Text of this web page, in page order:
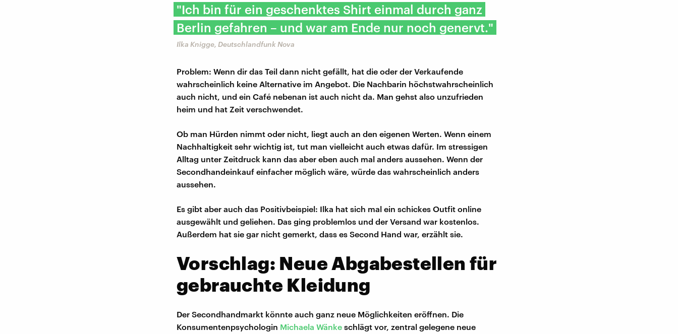
"Ich bin für ein geschenktes Shirt einmal durch ganz
Berlin gefahren – und war am Ende nur noch genervt."
Ilka Knigge, Deutschlandfunk Nova
Problem: Wenn dir das Teil dann nicht gefällt, hat die oder der Verkaufende
wahrscheinlich keine Alternative im Angebot. Die Nachbarin höchstwahrscheinlich
auch nicht, und ein Café nebenan ist auch nicht da. Man gehst also unzufrieden
heim und hat Zeit verschwendet.
Ob man Hürden nimmt oder nicht, liegt auch an den eigenen Werten. Wenn einem
Nachhaltigkeit sehr wichtig ist, tut man vielleicht auch etwas dafür. Im stressigen
Alltag unter Zeitdruck kann das aber eben auch mal anders aussehen. Wenn der
Secondhandeinkauf einfacher möglich wäre, würde das wahrscheinlich anders
aussehen.
Es gibt aber auch das Positivbeispiel: Ilka hat sich mal ein schickes Outfit online
ausgewählt und geliehen. Das ging problemlos und der Versand war kostenlos.
Außerdem hat sie gar nicht gemerkt, dass es Second Hand war, erzählt sie.
Vorschlag: Neue Abgabestellen für
gebrauchte Kleidung
Der Secondhandmarkt könnte auch ganz neue Möglichkeiten eröffnen. Die
Konsumentenpsychologin Michaela Wänke schlägt vor, zentral gelegene neue